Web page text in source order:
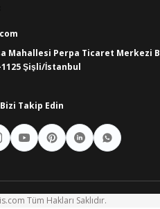
Mahallesi Perpa Ticaret Merkezi
Şişli/İstanbul
Takip Edin
Tüm Hakları Saklıdır.